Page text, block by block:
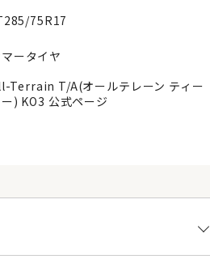
75R17
ータイヤ
Terrain T/A(オールテレーン ティー
) KO3 公式ページ